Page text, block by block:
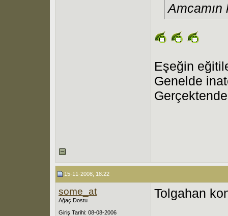
Eşeğin
Genelde
15-11-2008, 18:22
some_at
Ağaç Dostu
Giriş Tarihi: 08-08-2006
Tolgahan